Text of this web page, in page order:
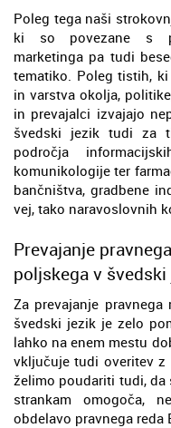
Poleg tega naši
ki so povezane s
marketinga pa tudi
tematiko. Poleg tistih,
in varstva okolja,
in prevajalci izvajajo
švedski jezik tudi za
področja
komunikologije ter
bančništva, gradbene
vej, tako naravoslovnih
Prevajanje
poljskega v švedski
Za prevajanje
švedski jezik je zelo
lahko na enem mestu
vključuje tudi overitev z
želimo poudariti tudi,
strankam omogoča,
obdelavo pravnega reda